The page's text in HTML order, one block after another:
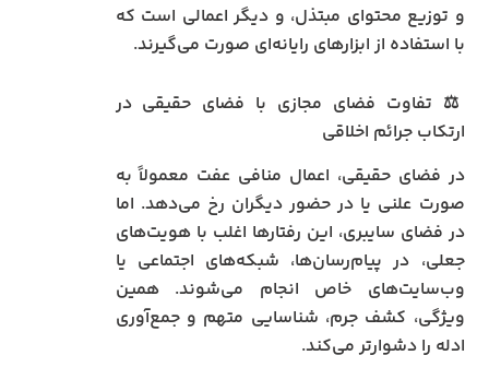
و توزیع محتوای مبتذل، و دیگر اعمالی است که
با استفاده از ابزارهای رایانه‌ای صورت می‌گیرند.
⚖️ تفاوت فضای مجازی با فضای حقیقی در
ارتکاب جرائم اخلاقی
در فضای حقیقی، اعمال منافی عفت معمولاً به
صورت علنی یا در حضور دیگران رخ می‌دهد. اما
در فضای سایبری، این رفتارها اغلب با هویت‌های
جعلی، در پیام‌رسان‌ها، شبکه‌های اجتماعی یا
وب‌سایت‌های خاص انجام می‌شوند. همین
ویژگی، کشف جرم، شناسایی متهم و جمع‌آوری
ادله را دشوارتر می‌کند.